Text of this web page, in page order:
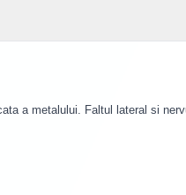
a metalului. Faltul lateral si